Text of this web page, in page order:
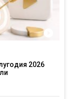
2026